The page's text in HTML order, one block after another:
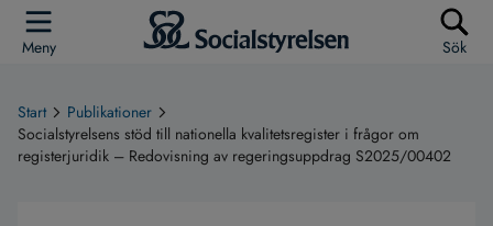
Meny Sök
Start
Publikationer
Socialstyrelsens stöd till nationella kvalitetsregister i frågor om
registerjuridik – Redovisning av regeringsuppdrag S2025/00402